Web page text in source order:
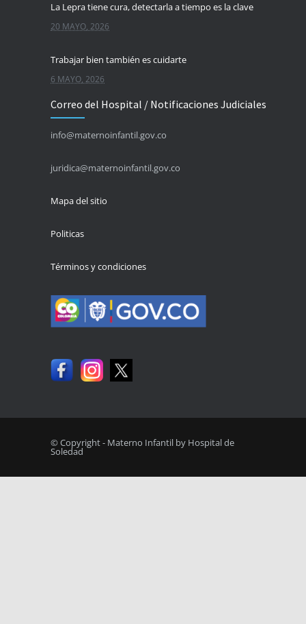
La Lepra tiene cura, detectarla a tiempo es la clave
20 MAYO, 2026
Trabajar bien también es cuidarte
6 MAYO, 2026
5 MAYO, 2026
Evitar una picadura también es proteger tu salud
Correo del Hospital / Notificaciones Judiciales
info@maternoinfantil.gov.co
juridica@maternoinfantil.gov.co
Mapa del sitio
Politicas
Términos y condiciones
© Copyright - Materno Infantil by Hospital de
Soledad